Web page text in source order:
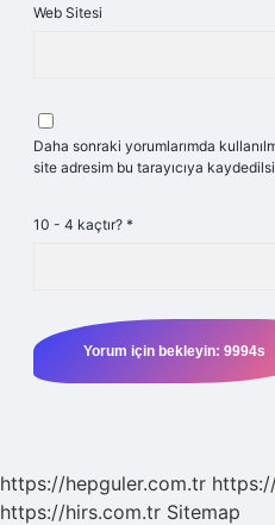
Web Sitesi
Daha sonraki yorumlarımda
site adresim bu tarayıcıya
10 - 4 kaçtır? *
https://hepguler.com.tr
https://hirs.com.tr Sitemap